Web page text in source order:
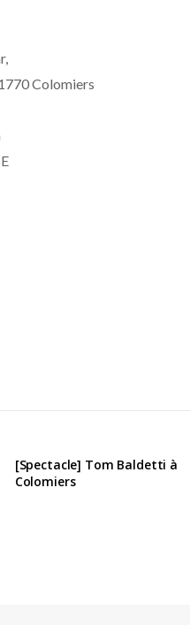
Colomiers
[Spectacle] Tom Baldetti à
Colomiers